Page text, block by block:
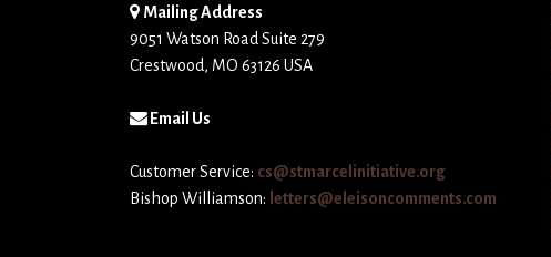
Mailing Address
9051 Watson Road Suite 279
Crestwood, MO 63126 USA
Email Us
Customer Service: cs@stmarcelinitiative.org
Bishop Williamson: letters@eleisoncomments.com